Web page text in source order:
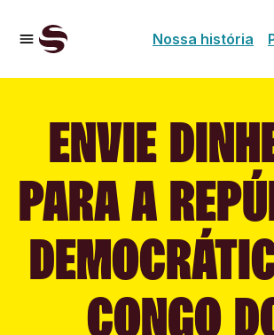
Nossa história
ENVIE
PARA A
CONGO